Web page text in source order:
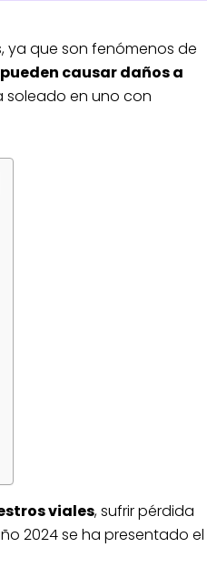
ya que son fenómenos de
causar daños a
soleado en uno con
viales, sufrir pérdida
2024 se ha presentado el